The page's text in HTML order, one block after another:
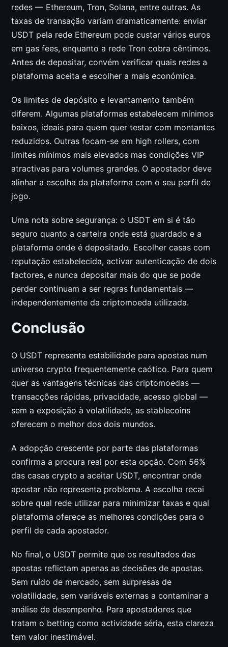
redes — Ethereum, Tron, Solana, entre outras. As
taxas de transação variam dramaticamente: enviar
USDT pela rede Ethereum pode custar vários euros
em gas fees, enquanto a rede Tron cobra cêntimos.
Antes de depositar, convém verificar quais redes a
plataforma aceita e escolher a mais económica.
Os limites de depósito e levantamento também
diferem. Algumas plataformas estabelecem mínimos
baixos, ideais para quem quer testar com montantes
reduzidos. Outras focam-se em high rollers, com
limites mínimos mais elevados mas condições VIP
atractivas para volumes grandes. O apostador deve
alinhar a escolha da plataforma com o seu perfil de
jogo.
Uma nota sobre segurança: o USDT em si é tão
seguro quanto a carteira onde está guardado e a
plataforma onde é depositado. Escolher casas com
reputação estabelecida, activar autenticação de dois
factores, e nunca depositar mais do que se pode
perder continuam a ser regras fundamentais —
independentemente da criptomoeda utilizada.
Conclusão
O USDT representa estabilidade para apostas num
universo crypto frequentemente caótico. Para quem
quer as vantagens técnicas das criptomoedas —
transacções rápidas, privacidade, acesso global —
sem a exposição à volatilidade, as stablecoins
oferecem o melhor dos dois mundos.
A adopção crescente por parte das plataformas
confirma a procura real por esta opção. Com 56%
das casas crypto a aceitar USDT, encontrar onde
apostar não representa problema. A escolha recai
sobre qual rede utilizar para minimizar taxas e qual
plataforma oferece as melhores condições para o
perfil de cada apostador.
No final, o USDT permite que os resultados das
apostas reflictam apenas as decisões de apostas.
Sem ruído de mercado, sem surpresas de
volatilidade, sem variáveis externas a contaminar a
análise de desempenho. Para apostadores que
tratam o betting como actividade séria, esta clareza
tem valor inestimável.